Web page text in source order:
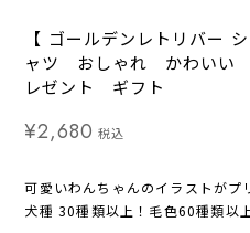
【 ゴールデンレトリバー
ャツ おしゃれ かわい
レゼント ギフト
¥2,680 税込
可愛いわんちゃんのイラストがプ
犬種 30種類以上！毛色60種類以